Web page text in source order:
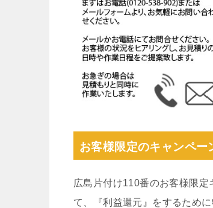
お客様限定のキャンペー
広島片付け110番のお客様限
て、『利益還元』をするため